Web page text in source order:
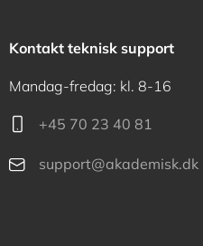
Kontakt teknisk support
Mandag-fredag: kl. 8-16
+45 70 23 40 81
support@akademisk.dk